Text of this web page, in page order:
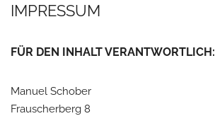
IMPRESSUM
FÜR DEN INHALT VERANTWORTLICH:
Manuel Schober
Frauscherberg 8